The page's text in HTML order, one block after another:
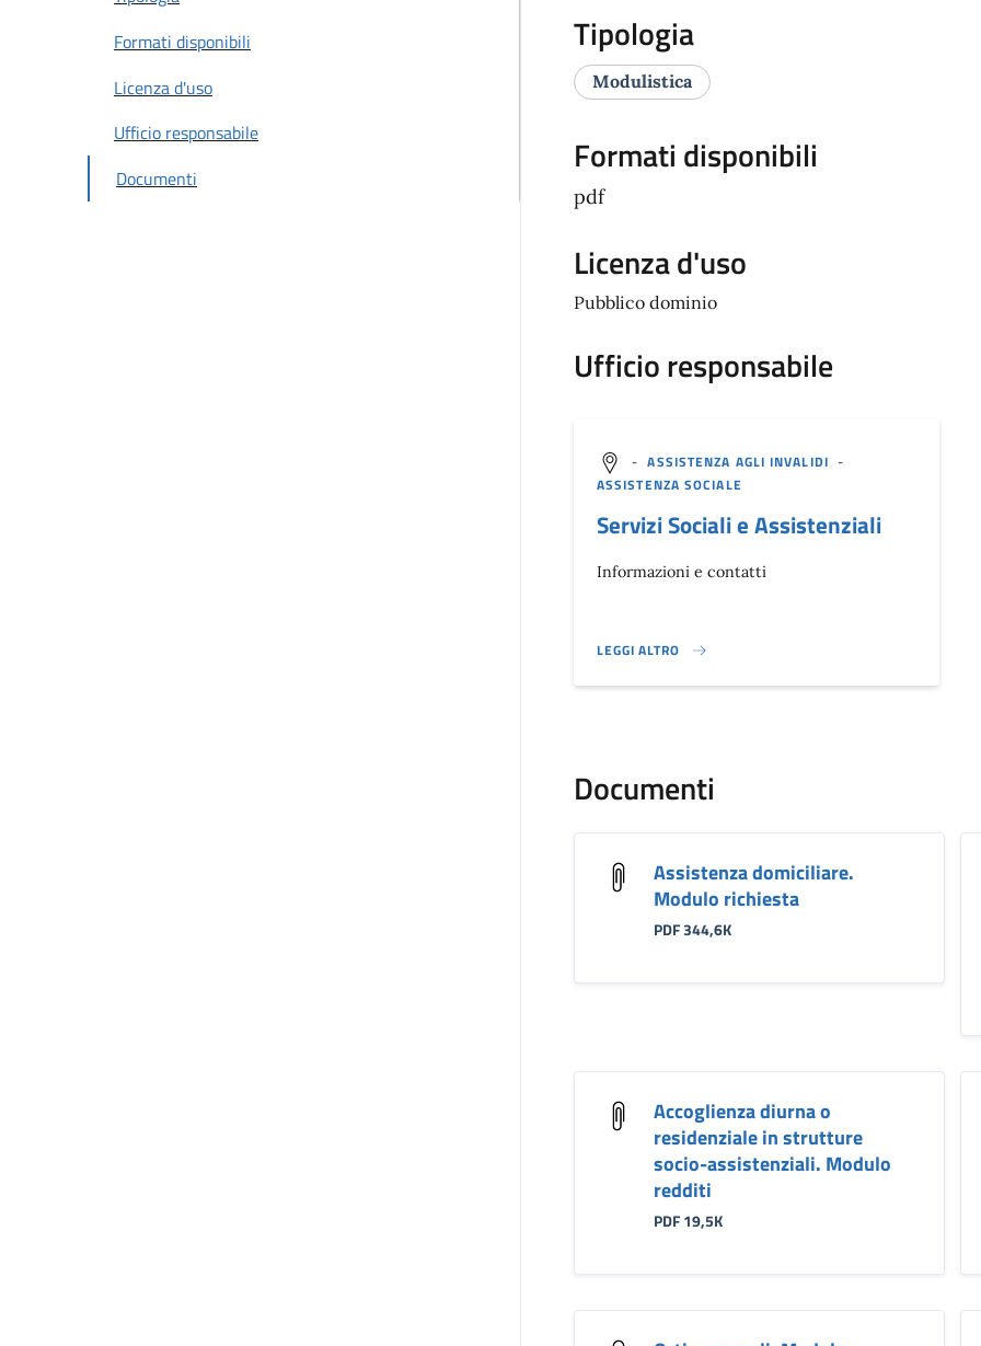
Formati disponibili
Licenza d'uso
Ufficio responsabile
Documenti
Tipologia
Modulistica
Formati disponibili
pdf
Licenza d'uso
Pubblico dominio
Ufficio responsabile
- ASSISTENZA AGLI INVALIDI -
ASSISTENZA SOCIALE
Servizi Sociali e Assistenziali
Informazioni e contatti
LEGGI ALTRO
}
Documenti
Assistenza domiciliare.
Modulo richiesta
PDF 344,6K
Accoglienza diurna o
residenziale in strutture
socio-assistenziali. Modulo
redditi
PDF 19,5K